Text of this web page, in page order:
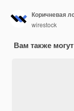
wirestock
Вам также